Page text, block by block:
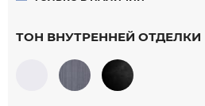
ТОН ВНУТРЕННЕЙ ОТДЕЛКИ